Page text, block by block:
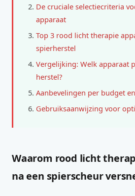
De cruciale selectiecriteria
apparaat
Top 3 rood licht therapie
spierherstel
Vergelijking: Welk apparaat
herstel?
Aanbevelingen per budget
Gebruiksaanwijzing voor
Waarom rood licht
na een spierscheur